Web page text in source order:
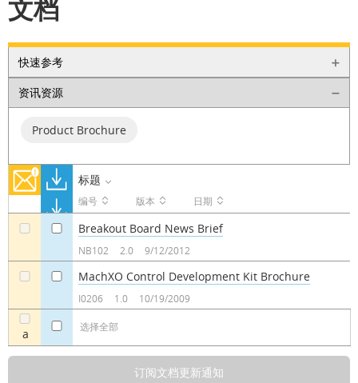
文档
快速参考
资讯资源
Product Brochure
标题
编号 版本 日期
a 选择全部
Breakout Board News Brief
NB102 2.0 9/12/2012
MachXO Control Development Kit Brochure
I0206 1.0 10/19/2009